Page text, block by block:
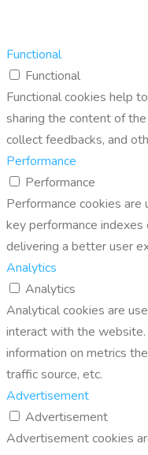
Functional
Functional
Functional cookies help
sharing the content of
collect feedbacks, and
Performance
Performance
Performance cookies
key performance
delivering a better user
Analytics
Analytics
Analytical cookies are
interact with the
information on metrics
traffic source, etc.
Advertisement
Advertisement
Advertisement cookies